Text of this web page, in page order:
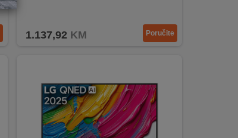
1.137,92 KM Poručite